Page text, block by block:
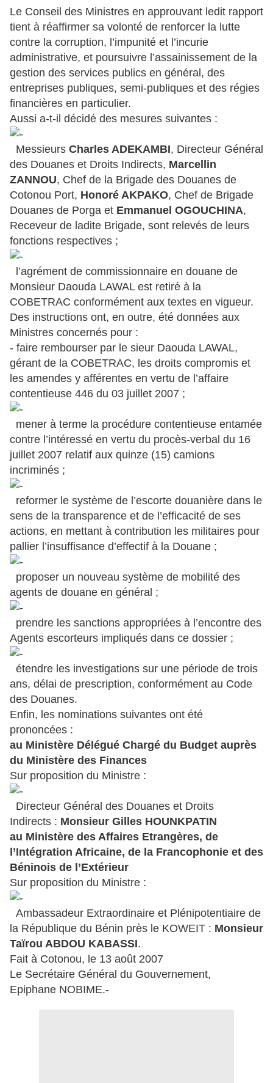
Le Conseil des Ministres en approuvant ledit rapport
tient à réaffirmer sa volonté de renforcer la lutte
contre la corruption, l’impunité et l’incurie
administrative, et poursuivre l’assainissement de la
gestion des services publics en général, des
entreprises publiques, semi-publiques et des régies
financières en particulier.
Aussi a-t-il décidé des mesures suivantes :
Messieurs Charles ADEKAMBI, Directeur Général
des Douanes et Droits Indirects, Marcellin
ZANNOU, Chef de la Brigade des Douanes de
Cotonou Port, Honoré AKPAKO, Chef de Brigade
Douanes de Porga et Emmanuel OGOUCHINA,
Receveur de ladite Brigade, sont relevés de leurs
fonctions respectives ;
l’agrément de commissionnaire en douane de
Monsieur Daouda LAWAL est retiré à la
COBETRAC conformément aux textes en vigueur.
Des instructions ont, en outre, été données aux
Ministres concernés pour :
- faire rembourser par le sieur Daouda LAWAL,
gérant de la COBETRAC, les droits compromis et
les amendes y afférentes en vertu de l’affaire
contentieuse 446 du 03 juillet 2007 ;
mener à terme la procédure contentieuse entamée
contre l’intéressé en vertu du procès-verbal du 16
juillet 2007 relatif aux quinze (15) camions
incriminés ;
reformer le système de l’escorte douanière dans le
sens de la transparence et de l’efficacité de ses
actions, en mettant à contribution les militaires pour
pallier l’insuffisance d’effectif à la Douane ;
proposer un nouveau système de mobilité des
agents de douane en général ;
prendre les sanctions appropriées à l’encontre des
Agents escorteurs impliqués dans ce dossier ;
étendre les investigations sur une période de trois
ans, délai de prescription, conformément au Code
des Douanes.
Enfin, les nominations suivantes ont été
prononcées :
au Ministère Délégué Chargé du Budget auprès
du Ministère des Finances
Sur proposition du Ministre :
Directeur Général des Douanes et Droits
Indirects : Monsieur Gilles HOUNKPATIN
au Ministère des Affaires Etrangères, de
l’Intégration Africaine, de la Francophonie et des
Béninois de l’Extérieur
Sur proposition du Ministre :
Ambassadeur Extraordinaire et Plénipotentiaire de
la République du Bénin près le KOWEIT : Monsieur
Taïrou ABDOU KABASSI.
Fait à Cotonou, le 13 août 2007
Le Secrétaire Général du Gouvernement,
Epiphane NOBIME.-